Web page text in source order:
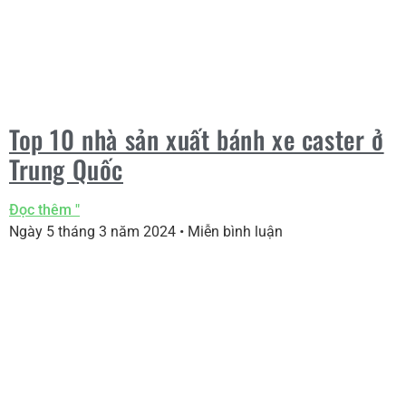
Top 10 nhà sản xuất bánh xe caster ở
Trung Quốc
Đọc thêm "
Ngày 5 tháng 3 năm 2024
Miễn bình luận